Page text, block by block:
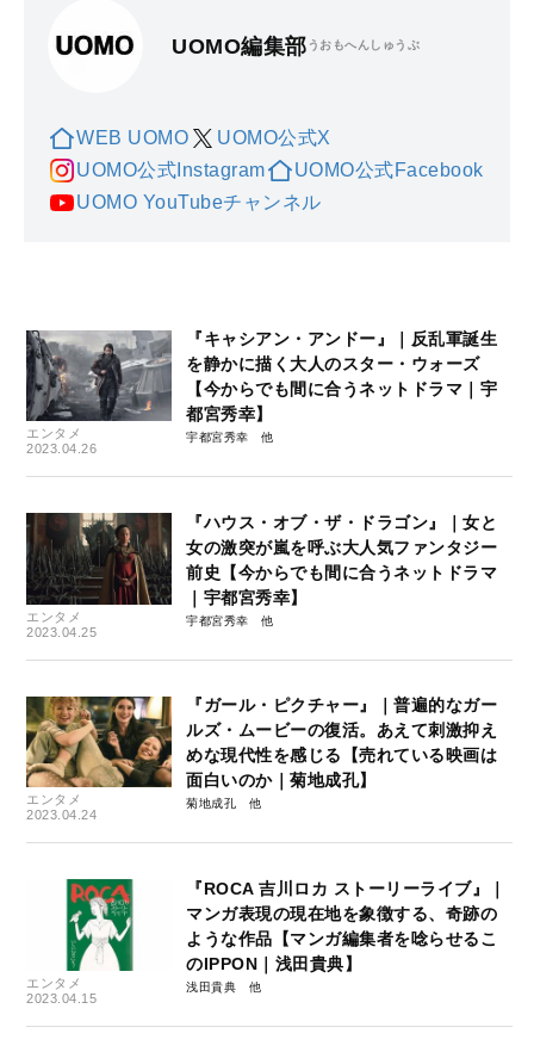
UOMO編集部 うおもへんしゅうぶ
WEB UOMO
UOMO公式X
UOMO公式Instagram
UOMO公式Facebook
UOMO YouTubeチャンネル
エンタメ
2023.04.26
『キャシアン・アンドー』｜反乱軍誕生
を静かに描く大人のスター・ウォーズ
【今からでも間に合うネットドラマ｜宇
都宮秀幸】
宇都宮秀幸
エンタメ
2023.04.25
『ハウス・オブ・ザ・ドラゴン』｜女と
女の激突が嵐を呼ぶ大人気ファンタジー
前史【今からでも間に合うネットドラマ
｜宇都宮秀幸】
宇都宮秀幸
エンタメ
2023.04.24
『ガール・ピクチャー』｜普遍的なガー
ルズ・ムービーの復活。あえて刺激抑え
めな現代性を感じる【売れている映画は
面白いのか｜菊地成孔】
菊地成孔
エンタメ
2023.04.15
『ROCA 吉川ロカ ストーリーライブ』｜
マンガ表現の現在地を象徴する、奇跡の
ような作品【マンガ編集者を唸らせるこ
のIPPON｜浅田貴典】
浅田貴典